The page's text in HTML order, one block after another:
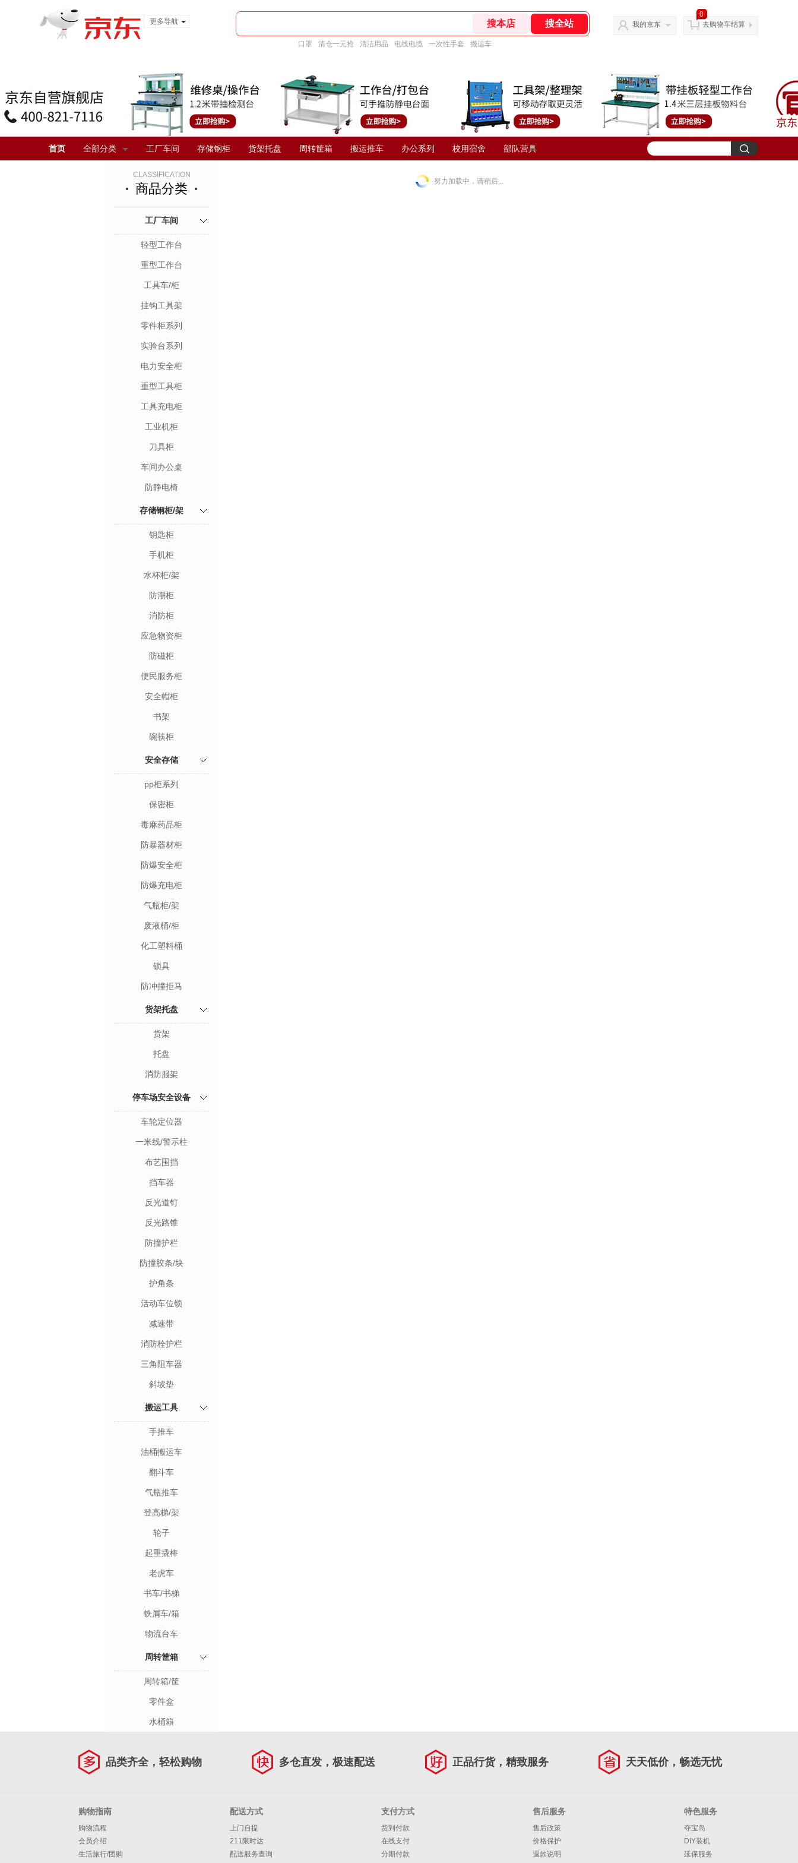
更多导航
口罩 清仓一元抢 清洁用品 电线电缆 一次性手套 搬运车
我的京东
0
去购物车结算
首页 全部分类 工厂车间 存储钢柜 货架托盘 周转筐箱 搬运推车 办公系列 校用宿舍 部队营具
CLASSIFICATION
商品分类
工厂车间
轻型工作台
重型工作台
工具车/柜
挂钩工具架
零件柜系列
实验台系列
电力安全柜
重型工具柜
工具充电柜
工业机柜
刀具柜
车间办公桌
防静电椅
存储钢柜/架
钥匙柜
手机柜
水杯柜/架
防潮柜
消防柜
应急物资柜
防磁柜
便民服务柜
安全帽柜
书架
碗筷柜
安全存储
pp柜系列
保密柜
毒麻药品柜
防暴器材柜
防爆安全柜
防爆充电柜
气瓶柜/架
废液桶/柜
化工塑料桶
锁具
防冲撞拒马
货架托盘
货架
托盘
消防服架
停车场安全设备
车轮定位器
一米线/警示柱
布艺围挡
挡车器
反光道钉
反光路锥
防撞护栏
防撞胶条/块
护角条
活动车位锁
减速带
消防栓护栏
三角阻车器
斜坡垫
搬运工具
手推车
油桶搬运车
翻斗车
气瓶推车
登高梯/架
轮子
起重撬棒
老虎车
书车/书梯
铁屑车/箱
物流台车
周转筐箱
周转箱/筐
零件盒
水桶箱
努力加载中，请稍后...
品类齐全，轻松购物 多仓直发，极速配送 正品行货，精致服务 天天低价，畅选无忧
购物指南
购物流程
会员介绍
生活旅行/团购
配送方式
上门自提
211限时达
配送服务查询
支付方式
货到付款
在线支付
分期付款
售后服务
售后政策
价格保护
退款说明
特色服务
夺宝岛
DIY装机
延保服务